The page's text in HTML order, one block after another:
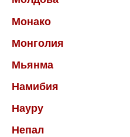
Монако
Монголия
Мьянма
Намибия
Науру
Непал